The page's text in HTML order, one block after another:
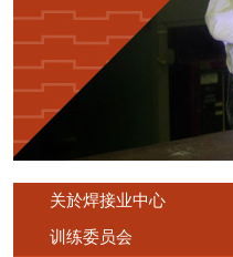
关於焊接业中心
训练委员会